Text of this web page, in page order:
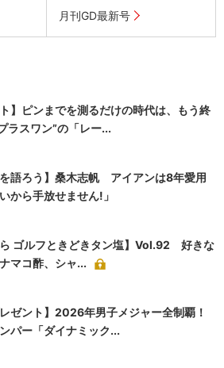
月刊GD最新号
ト】ピンまでを測るだけの時代は、もう終
スワン”の「レー...
を語ろう】桑木志帆 アイアンは8年愛用
から手放せません!」
ら ゴルフときどきタン塩】Vol.92 好きな
マコ酢、シャ...
レゼント】2026年男子メジャー全制覇！
パー「ダイナミック...